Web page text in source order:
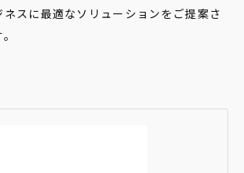
スに最適なソリューションをご提案さ